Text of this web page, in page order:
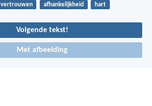
vertrouwen afhankelijkheid hart
Volgende tekst!
Met afbeelding